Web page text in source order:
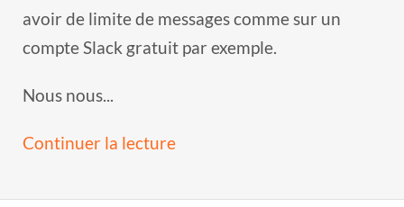
avoir de limite de messages comme sur un
compte Slack gratuit par exemple.
Nous nous...
Continuer la lecture